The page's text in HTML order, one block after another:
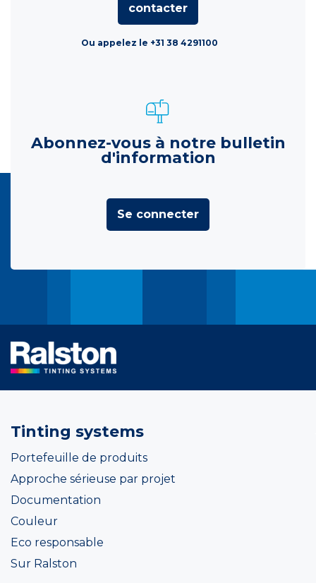
contacter
Ou appelez le +31 38 4291100
Abonnez-vous à notre bulletin
d'information
Se connecter
Tinting systems
Portefeuille de produits
Approche sérieuse par projet
Documentation
Couleur
Eco responsable
Sur Ralston